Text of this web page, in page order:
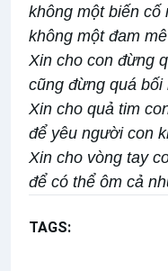
không một biến cố
không một đam
Xin cho con đừng
cũng đừng quá
Xin cho quả tim
để yêu người con
Xin cho vòng tay
để có thể ôm cả
TAGS: